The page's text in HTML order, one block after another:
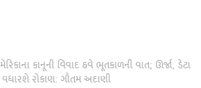
કાનૂની વિવાદ હવે ભૂતકાળની વાત; ઊર્જા, ડેટા
વધારશે રોકાણ: ગૌતમ અદાણી